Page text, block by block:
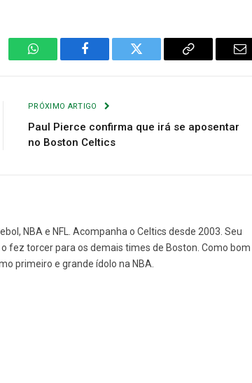
WhatsAppFacebook Twitter
Copiar
E-
PRÓXIMO ARTIGO
Paul Pierce confirma que irá se aposentar
no Boston Celtics
NBA e NFL. Acompanha o Celtics desde 2003. Seu
fez torcer para os demais times de Boston. Como bom
primeiro e grande ídolo na NBA.